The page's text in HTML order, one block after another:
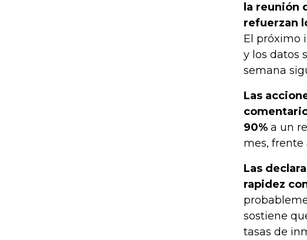
la reunión
refuerzan
El próximo
y los datos
semana
Las
90% a un
mes, frente
Las
rapidez
sostiene
tasas de